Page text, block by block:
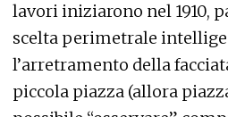
lavori iniziarono nel 1910,
scelta perimetrale
l’arretramento della
piccola piazza (allora